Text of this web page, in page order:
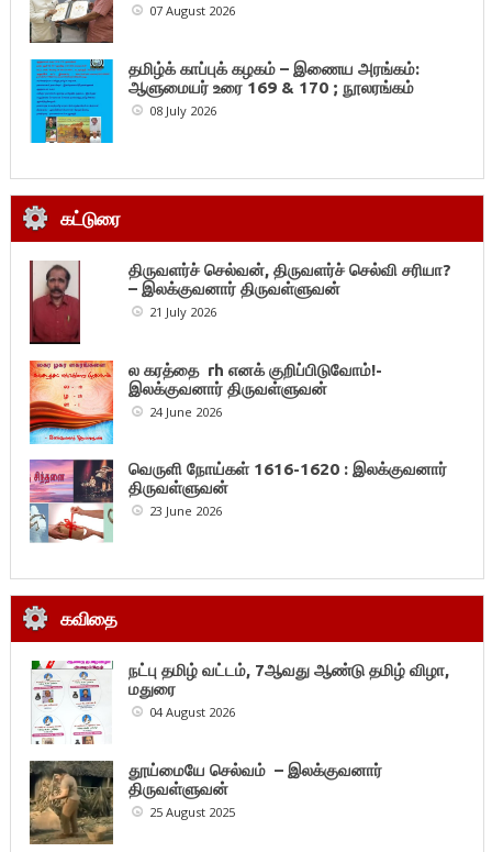
07 August 2026
தமிழ்க் காப்புக் கழகம் – இணைய அரங்கம்:
ஆளுமையர் உரை 169 & 170 ; நூலரங்கம்
08 July 2026
கட்டுரை
திருவளர்ச் செல்வன், திருவளர்ச் செல்வி சரியா?
– இலக்குவனார் திருவள்ளுவன்
21 July 2026
ல கரத்தை rh எனக் குறிப்பிடுவோம்!-
இலக்குவனார் திருவள்ளுவன்
24 June 2026
வெருளி நோய்கள் 1616-1620 : இலக்குவனார்
திருவள்ளுவன்
23 June 2026
கவிதை
நட்பு தமிழ் வட்டம், 7ஆவது ஆண்டு தமிழ் விழா,
மதுரை
04 August 2026
தூய்மையே செல்வம் – இலக்குவனார்
திருவள்ளுவன்
25 August 2025